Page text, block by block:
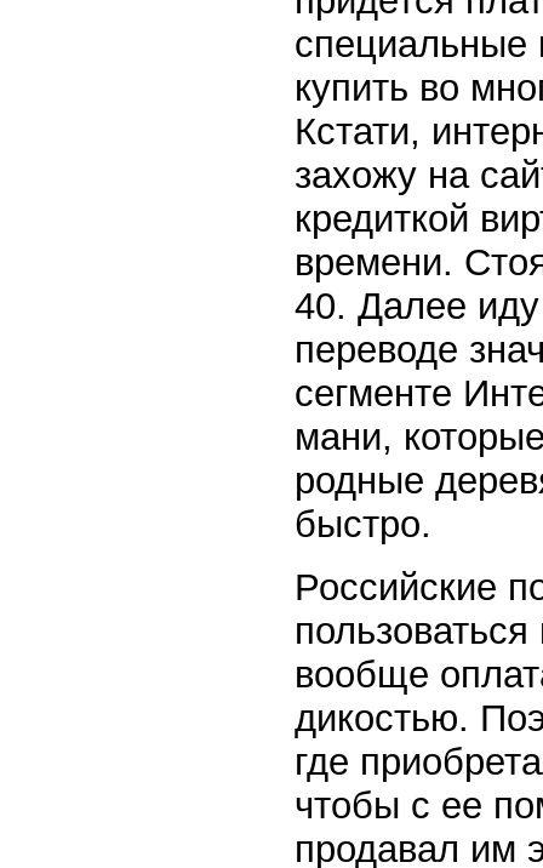
специальные
купить во
Кстати,
захожу на
кредиткой
времени.
40. Далее иду
переводе
сегменте
мани,
родные
быстро.
Российские
вообще
дикостью.
где
чтобы с ее
продавал им